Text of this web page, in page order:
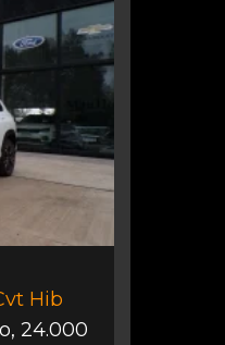
Hib
, 24.000